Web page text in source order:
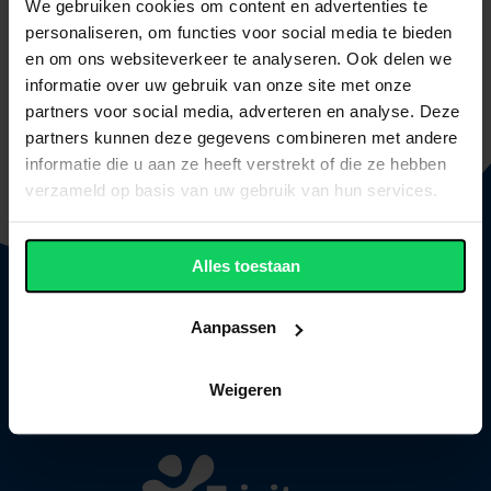
We gebruiken cookies om content en advertenties te
personaliseren, om functies voor social media te bieden
en om ons websiteverkeer te analyseren. Ook delen we
informatie over uw gebruik van onze site met onze
partners voor social media, adverteren en analyse. Deze
partners kunnen deze gegevens combineren met andere
informatie die u aan ze heeft verstrekt of die ze hebben
verzameld op basis van uw gebruik van hun services.
Alles toestaan
Aanpassen
Weigeren
voor de pagina met de informatie over het Han
Fortmann.
Andere pagina's in deze categorie
Examens
Privacy